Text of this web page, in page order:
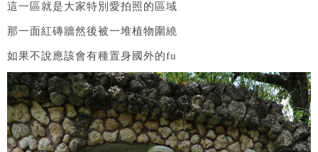
這一區就是大家特別愛拍照的區域
那一面紅磚牆然後被一堆植物圍繞
如果不說應該會有種置身國外的fu